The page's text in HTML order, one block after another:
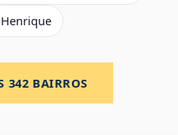
342 BAIRROS